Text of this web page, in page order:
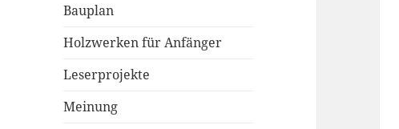
Bauplan
Holzwerken für Anfänger
Leserprojekte
Meinung